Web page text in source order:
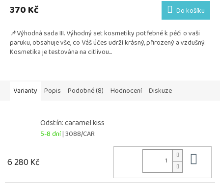
produktu
je
z
5
hvězdiček.
370 Kč Do košíku
📌Výhodná sada III. Výhodný set kosmetiky potřebné k péči o vaši
paruku, obsahuje vše, co Váš účes udrží krásný, přirozený a vzdušný.
Kosmetika je testována na citlivou...
Varianty Popis Podobné (8) Hodnocení Diskuze
Odstín: caramel kiss
5-8 dní| 3088/CAR
6 280 Kč